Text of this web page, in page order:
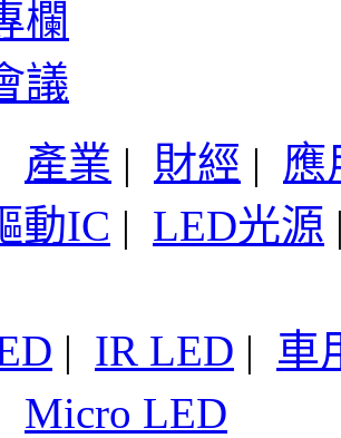
欄
議
產業 | 財經 | 應
動IC | LED光源
| IR LED | 車
Micro LED